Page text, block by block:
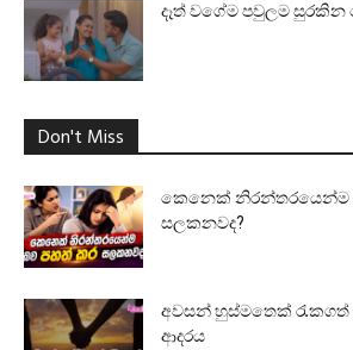
දෑත් වගේම පවුලම සුරකින
Don't Miss
කෙනෙක් නිරන්තරයෙන්ම
සලකනවද?
අවසන් හුස්මතෙක් රැකගත්
ආදරය